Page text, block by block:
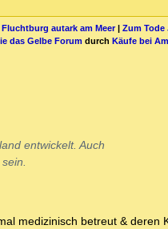
Fluchtburg autark am Meer| Zum Tode
das Gelbe Forum durch Käufe bei
entwickelt. Auch
medizinisch betreut & deren